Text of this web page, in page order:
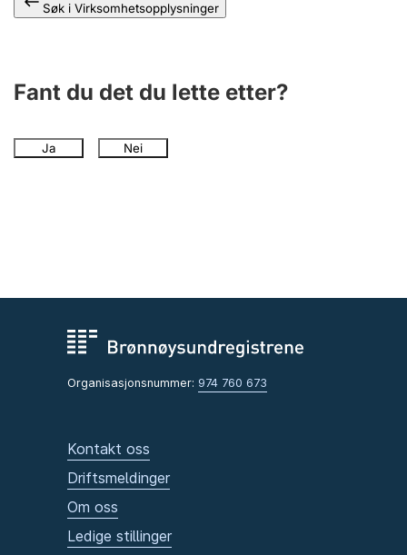
Søk i Virksomhetsopplysninger
Fant du det du lette etter?
Ja Nei
Organisasjonsnummer: 974 760 673
Kontakt oss
Driftsmeldinger
Om oss
Ledige stillinger